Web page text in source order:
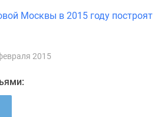
Москвы в 2015 году построят
2015